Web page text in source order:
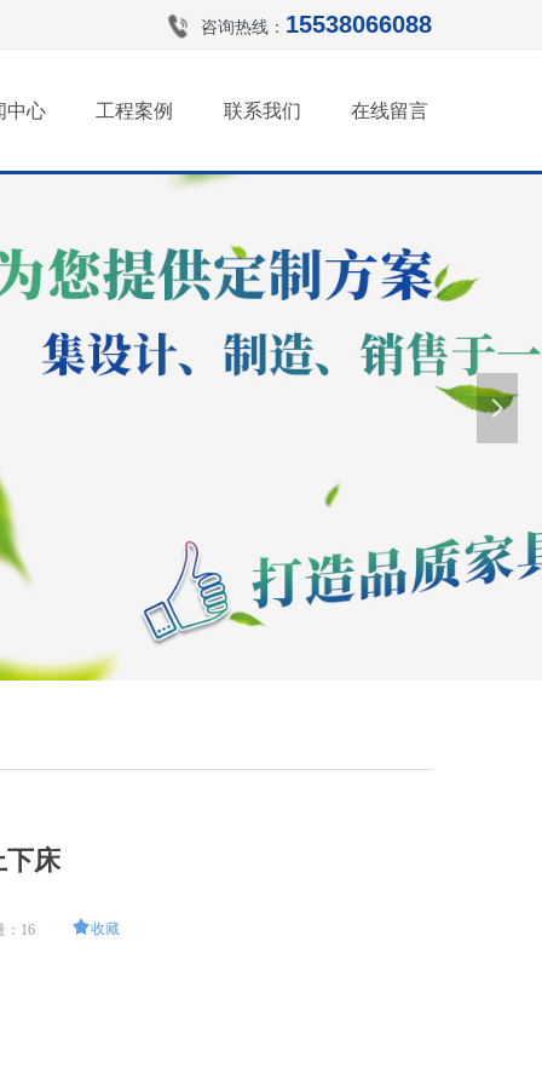
넲
中心 工程案例 联系我们 在线留言
咨询热线： 15538066088
下床
16 끄收藏